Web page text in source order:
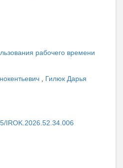
рабочего времени
Гилюк Дарья
IROK.2026.52.34.006